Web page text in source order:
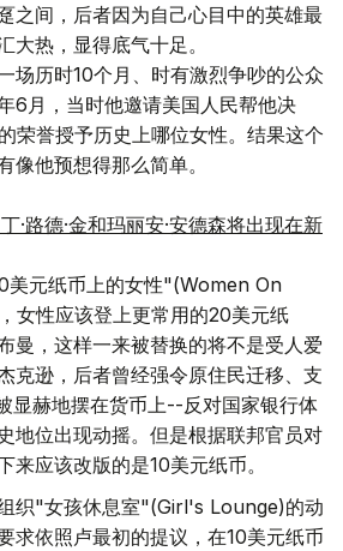
之间，后者因为自己心目中的英雄最
大热，显得底气十足。
场历时10个月、时有激烈争吵的公众
6月，当时他邀请美国人民帮他决
荣誉授予历史上哪位女性。结果这个
像他预想得那么简单。
·路德·金和玛丽安·安德森将出现在新
美元纸币上的女性"(Women On
女性应该登上更常用的20美元纸
曼，这样一来被替换的将不是受人爱
克逊，后者曾经强令原住民迁移、支
显赫地摆在货币上--反对国家银行体
地位出现动摇。但是根据联邦官员对
来应该改版的是10美元纸币。
织"女孩休息室"(Girl's Lounge)的动
求依照卢最初的提议，在10美元纸币